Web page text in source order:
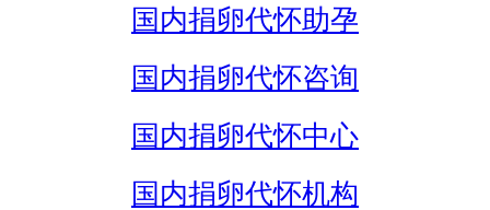
国内捐卵代怀助孕
国内捐卵代怀咨询
国内捐卵代怀中心
国内捐卵代怀机构